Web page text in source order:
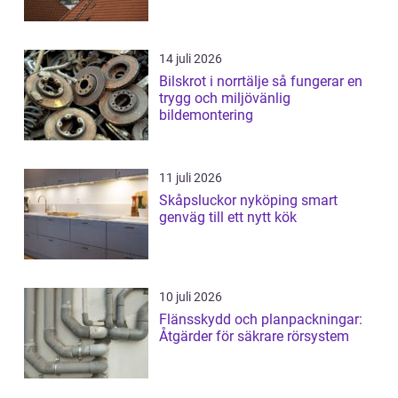
14 juli 2026
Bilskrot i norrtälje så fungerar en
trygg och miljövänlig
bildemontering
11 juli 2026
Skåpsluckor nyköping smart
genväg till ett nytt kök
10 juli 2026
Flänsskydd och planpackningar:
Åtgärder för säkrare rörsystem